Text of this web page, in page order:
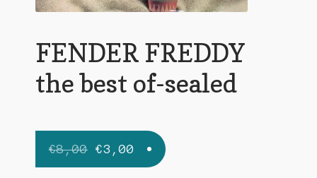
FENDER FREDDY
the best of-sealed
€8,00 Ursprünglicher
Preis
€3,00 Aktueller
Preis